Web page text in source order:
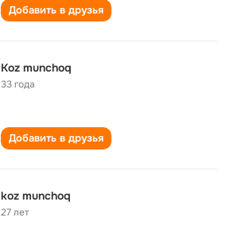
Добавить в друзья
Koz munchoq
33 года
Добавить в друзья
koz munchoq
27 лет